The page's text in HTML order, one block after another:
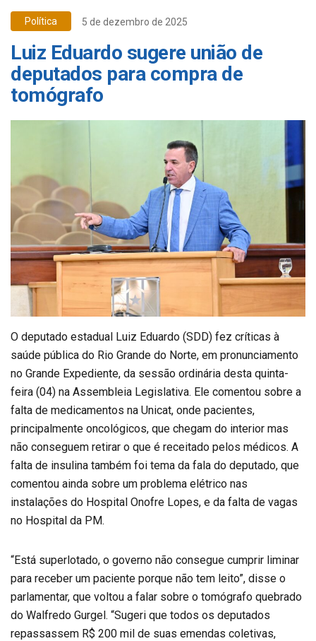
Política 5 de dezembro de 2025
Luiz Eduardo sugere união de
deputados para compra de
tomógrafo
O deputado estadual Luiz Eduardo (SDD) fez críticas à
saúde pública do Rio Grande do Norte, em pronunciamento
no Grande Expediente, da sessão ordinária desta quinta-
feira (04) na Assembleia Legislativa. Ele comentou sobre a
falta de medicamentos na Unicat, onde pacientes,
principalmente oncológicos, que chegam do interior mas
não conseguem retirar o que é receitado pelos médicos. A
falta de insulina também foi tema da fala do deputado, que
comentou ainda sobre um problema elétrico nas
instalações do Hospital Onofre Lopes, e da falta de vagas
no Hospital da PM.
“Está superlotado, o governo não consegue cumprir liminar
para receber um paciente porque não tem leito”, disse o
parlamentar, que voltou a falar sobre o tomógrafo quebrado
do Walfredo Gurgel. “Sugeri que todos os deputados
repassassem R$ 200 mil de suas emendas coletivas,